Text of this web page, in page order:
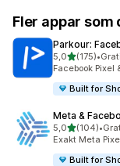
Fler appar som
Parkour:
5,0av 5 stjärnor
(175)
175 recensioner
•
Facebook Pixel
Built for
Meta &
5,0av 5 stjärnor
(104)
104 •
Exakt Meta
Built for